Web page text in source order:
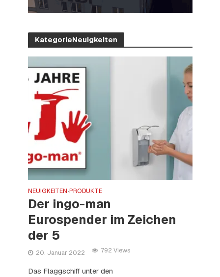
KategorieNeuigkeiten
NEUIGKEITEN•PRODUKTE
Der ingo-man
Eurospender im Zeichen
der 5
20. Januar 2022 792 Views
Das Flaggschiff unter den